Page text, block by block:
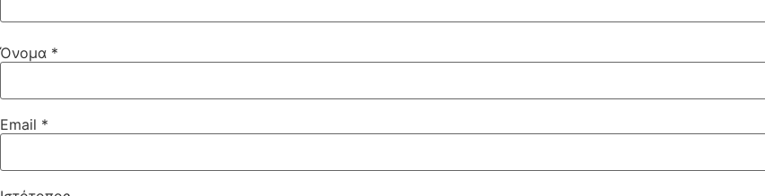
Όνομα *
Email *